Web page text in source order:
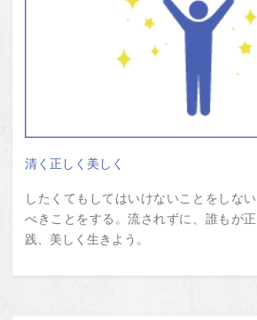
清く正しく美しく
したくてもしてはいけないことをしな
べきことをする。流されずに、誰もが
践、美しく生きよう。